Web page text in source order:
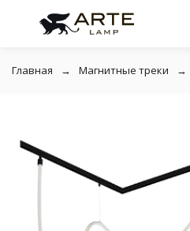
Главная Магнитные треки